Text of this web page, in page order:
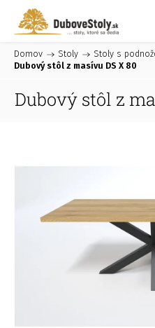
Domov / Stoly / Stoly s
Dubový stôl z masívu DS X 80
Dubový stôl z